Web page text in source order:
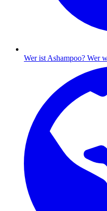
Wer ist Ashampoo? Wer